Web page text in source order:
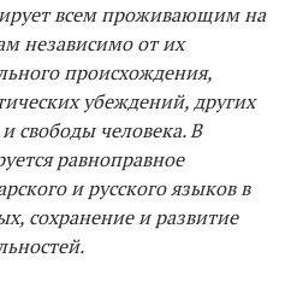
всем проживающим на
независимо от их
происхождения,
убеждений, других
свободы человека. В
равноправное
и русского языков в
сохранение и развитие